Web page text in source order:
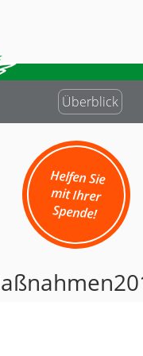
Helfen Sie
mit Ihrer
Spende!
Überblick